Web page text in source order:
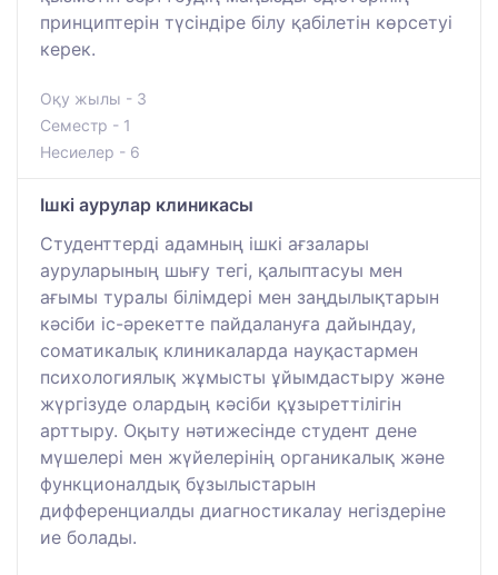
принциптерін түсіндіре білу қабілетін көрсетуі
керек.
Оқу жылы - 3
Семестр - 1
Несиелер - 6
Ішкі аурулар клиникасы
Студенттерді адамның ішкі ағзалары
ауруларының шығу тегі, қалыптасуы мен
ағымы туралы білімдері мен заңдылықтарын
кәсіби іс-әрекетте пайдалануға дайындау,
соматикалық клиникаларда науқастармен
психологиялық жұмысты ұйымдастыру және
жүргізуде олардың кәсіби құзыреттілігін
арттыру. Оқыту нәтижесінде студент дене
мүшелері мен жүйелерінің органикалық және
функционалдық бұзылыстарын
дифференциалды диагностикалау негіздеріне
ие болады.